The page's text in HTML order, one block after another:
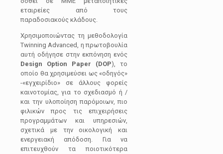
εταιρείες από τους
παραδοσιακούς κλάδους.
Χρησιμοποιώντας τη μεθοδολογία
Twinning Advanced, η πρωτοβουλία
αυτή οδήγησε στην εκπόνηση ενός
Design Option Paper (DOP), το
οποίο θα χρησιμεύσει ως «οδηγός»
-«εγχειρίδιο» σε άλλους φορείς
καινοτομίας, για το σχεδιασμό ή /
και την υλοποίηση παρόμοιων, πιο
φιλικών προς τις επιχειρήσεις
προγραμμάτων και υπηρεσιών,
σχετικά με την οικολογική και
ενεργειακή απόδοση. Για να
επιτευχθούν τα ποιοτικότερα